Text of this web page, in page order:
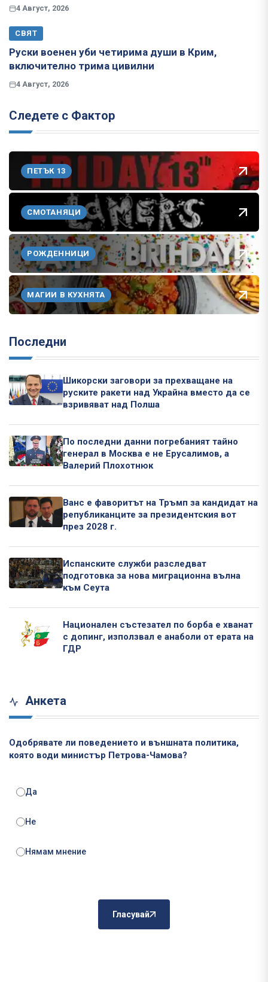
4 Август, 2026
СВЯТ
Руски военен уби четирима души в Крим,
включително трима цивилни
4 Август, 2026
Следете с Фактор
ПЕТЪК 13
СМОТАНЯЦИ
РОЖДЕННИЦИ
МАГИИ В КУХНЯТА
Последни
Шикорски заговори за прехващане на
руските ракети над Украйна вместо да се
взривяват над Полша
По последни данни погребаният тайно
генерал в Москва е не Ерусалимов, а
Валерий Плохотнюк
Ванс е фаворитът на Тръмп за кандидат на
републиканците за президентския вот
през 2028 г.
Испанските служби разследват
подготовка за нова миграционна вълна
към Сеута
Национален състезател по борба е хванат
с допинг, използвал е анаболи от ерата на
ГДР
Анкета
Одобрявате ли поведението и външната политика,
която води министър Петрова-Чамова?
Да
Не
Нямам мнение
Гласувай